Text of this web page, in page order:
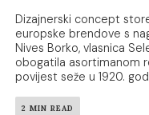
Dizajnerski concept
europske brendove s
Nives Borko, vlasnica
obogatila asortimanom
povijest seže u 1920.
2 MIN READ